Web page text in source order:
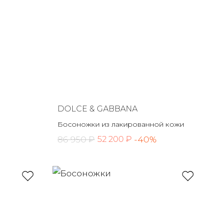
DOLCE & GABBANA
Босоножки из лакированной кожи
86 950 ₽ 52 200 ₽ -40%